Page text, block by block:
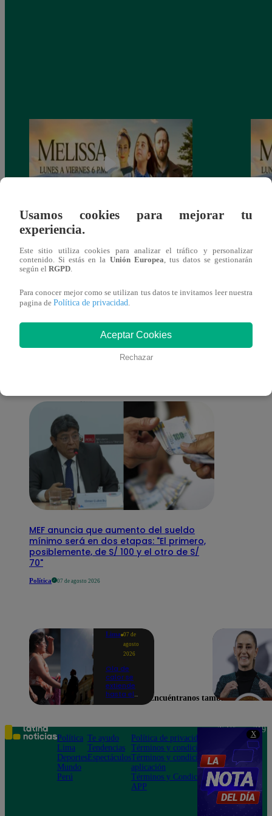
X
Melissa, Jueves 12 de diciembre – ver
capítulo 100 completo (online y español)
También te puede
interesar
MEF anuncia que aumento del sueldo
mínimo será en dos etapas: "El primero,
posiblemente, de S/ 100 y el otro de S/
70"
Política 07 de agosto 2026
Lima 07 de
agosto
2026
Ola de
calor se
extiende
hasta el
Lima y
otras 16
regiones
Usamos cookies para mejorar tu
experiencia.
Este sitio utiliza cookies para analizar el tráfico y personalizar
contenido. Si estás en la Unión Europea , tus datos se gestionarán
según el RGPD
Para conocer mejor como se utilizan tus datos te invitamos leer nuestra
pagina de Política de privacidad
Aceptar Cookies
Rechazar
Encuéntranos también en
Política
Lima
Deportes
Mundo
Perú
Te ayudo
Tendencias
Espectáculos
Política de privacidad
Términos y condiciones
Términos y condiciones
aplicación
Términos y Condiciones
APP
Teléfono: 219
Av. San
Felipe 968
Jesús María